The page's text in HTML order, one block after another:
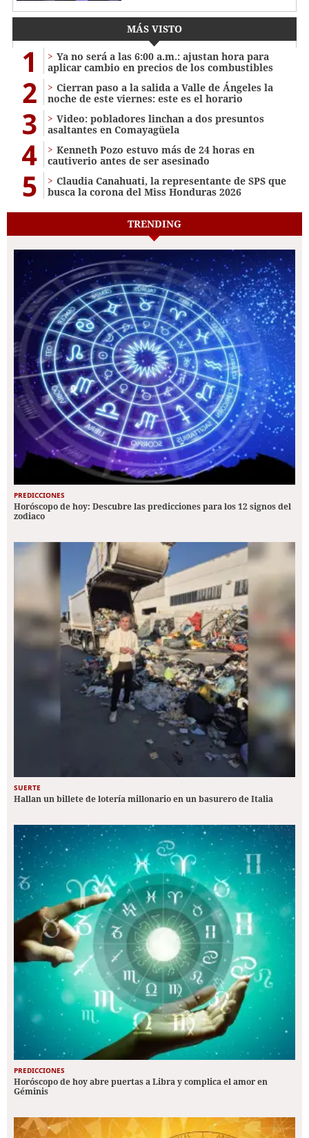
MÁS VISTO
1
Ya no será a las 6:00 a.m.: ajustan hora para
aplicar cambio en precios de los combustibles
2
Cierran paso a la salida a Valle de Ángeles la
noche de este viernes: este es el horario
3
Video: pobladores linchan a dos presuntos
asaltantes en Comayagüela
4
Kenneth Pozo estuvo más de 24 horas en
cautiverio antes de ser asesinado
5
Claudia Canahuati, la representante de SPS que
busca la corona del Miss Honduras 2026
TRENDING
PREDICCIONES
Horóscopo de hoy: Descubre las predicciones para los 12 signos del
zodiaco
SUERTE
Hallan un billete de lotería millonario en un basurero de Italia
PREDICCIONES
Horóscopo de hoy abre puertas a Libra y complica el amor en
Géminis